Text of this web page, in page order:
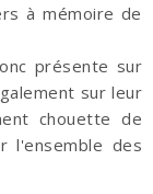
à mémoire de
présente sur
sur leur
chouette de
l'ensemble des